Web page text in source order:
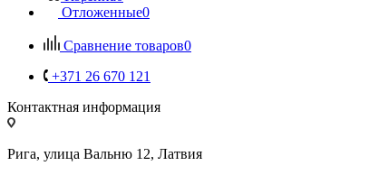
Отложенные0
Сравнение товаров0
+371 26 670 121
Контактная информация
Рига, улица Вальню 12, Латвия